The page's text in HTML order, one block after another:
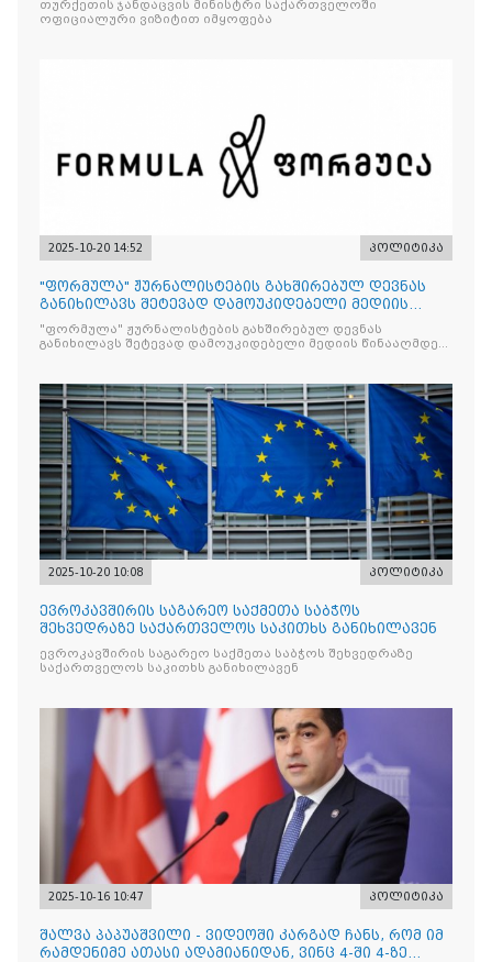
თურქეთის ჯანდაცვის მინისტრი საქართველოში
ოფიციალური ვიზიტით იმყოფება
2025-10-20 14:52 პოლიტიკა
"ფორმულა" ჟურნალისტების გახშირებულ დევნას
განიხილავს შეტევად დამოუკიდებელი მედიის
წინააღმდ
"ფორმულა" ჟურნალისტების გახშირებულ დევნას
განიხილავს შეტევად დამოუკიდებელი მედიის წინააღმდეგ,
2025-10-20 10:08 პოლიტიკა
ევროკავშირის საგარეო საქმეთა საბჭოს
შეხვედრაზე საქართველოს საკითხს განიხილავენ
ევროკავშირის საგარეო საქმეთა საბჭოს შეხვედრაზე
საქართველოს საკითხს განიხილავენ
2025-10-16 10:47 პოლიტიკა
შალვა პაპუაშვილი - ვიდეოში კარგად ჩანს, რომ იმ
რამდენიმე ათასი ადამიანიდან, ვინც 4-ში 4-ზე